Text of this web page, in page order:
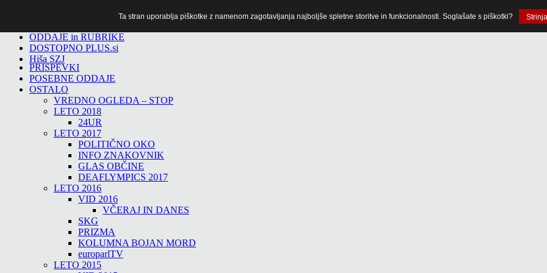
ODDAJE in RUBRIKE
DOSTOPNO PLUS.si
Hiša SZJ
PRISPEVKI
POSEBNE ODDAJE
OSTALO
VREDNO OGLEDA – STOP
LETO 2018
24UR
LETO 2017
POLITIČNO OKO
INFO ZNAKOVNIK
GLAS OBČINE
DEAFLYMPICS 2017
LETO 2016
VID 2016
VČERAJ IN DANES
SKG
PRIZMA
KOLUMNA BOJAN MORD
europarlTV
LETO 2015
Ta stran uporablja piškotke z namenom zagotavljanja najboljše spletne storitve in funkcionalnosti. Soglašate s piškotki?